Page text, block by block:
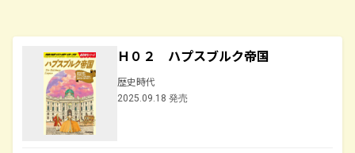
Ｈ０２ ハプスブルク帝国
歴史時代
2025.09.18 発売